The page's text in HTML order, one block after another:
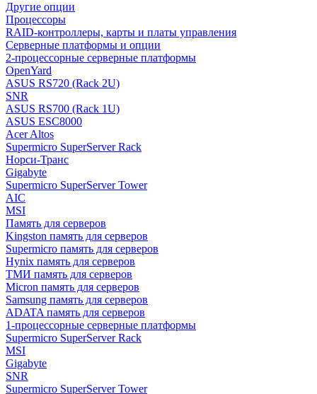
Другие опции
Процессоры
RAID-контроллеры, карты и платы управления
Серверные платформы и опции
2-процессорные серверные платформы
OpenYard
ASUS RS720 (Rack 2U)
SNR
ASUS RS700 (Rack 1U)
ASUS ESC8000
Acer Altos
Supermicro SuperServer Rack
Норси-Транс
Gigabyte
Supermicro SuperServer Tower
AIC
MSI
Память для серверов
Kingston память для серверов
Supermicro память для серверов
Hynix память для серверов
ТМИ память для серверов
Micron память для серверов
Samsung память для серверов
ADATA память для серверов
1-процессорные серверные платформы
Supermicro SuperServer Rack
MSI
Gigabyte
SNR
Supermicro SuperServer Tower